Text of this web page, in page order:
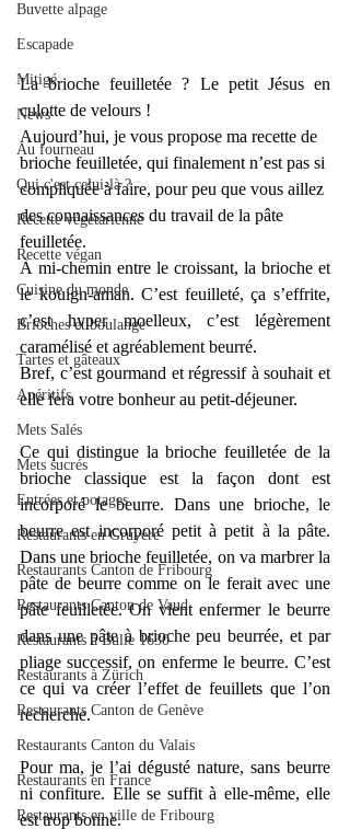
Buvette alpage
Escapade
Mitigé
News
Au fourneau
Qui c'est celui-là ?
Recette végétarienne
Recette végan
Cuisine du monde
Brioches et boulange
Tartes et gâteaux
Apéritifs
Mets Salés
Mets sucrés
Entrées et potages
Restaurants en Gruyère
Restaurants Canton de Fribourg
Restaurants Canton de Vaud
Restaurants à Bulle 1630
Restaurants à Zürich
Restaurants Canton de Genève
Restaurants Canton du Valais
Restaurants en France
Restaurants en ville de Fribourg
La brioche feuilletée ? Le petit Jésus en
culotte de velours !
Aujourd’hui, je vous propose ma recette de
brioche feuilletée, qui finalement n’est pas si
compliquée à faire, pour peu que vous aillez
des connaissances du travail de la pâte
feuilletée.
À mi-chemin entre le croissant, la brioche et
le kouign-aman. C’est feuilleté, ça s’effrite,
c’est hyper moelleux, c’est légèrement
caramélisé et agréablement beurré.
Bref, c’est gourmand et régressif à souhait et
elle fera votre bonheur au petit-déjeuner.
Ce qui distingue la brioche feuilletée de la
brioche classique est la façon dont est
incorporé le beurre. Dans une brioche, le
beurre est incorporé petit à petit à la pâte.
Dans une brioche feuilletée, on va marbrer la
pâte de beurre comme on le ferait avec une
pâte feuilletée. On vient enfermer le beurre
dans une pâte à brioche peu beurrée, et par
pliage successif, on enferme le beurre. C’est
ce qui va créer l’effet de feuillets que l’on
recherche.
Pour ma, je l’ai dégusté nature, sans beurre
ni confiture. Elle se suffit à elle-même, elle
est trop bonne.